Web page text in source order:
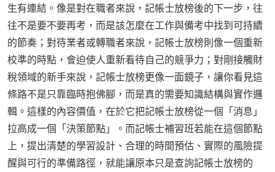
生有連結。像是對在職者來說，記帳士放榜後的下一步，往
往不是要不要再考，而是該怎麼在工作與備考中找到可持續
的節奏；對待業者或轉職者來說，記帳士放榜則像一個重新
校準的時點，會迫使人重新看待自己的競爭力；對剛接觸財
稅領域的新手來說，記帳士放榜更像一面鏡子，讓你看見這
條路不是只靠臨時抱佛腳，而是真的需要知識結構與實作邏
輯。這樣的內容價值，在於它把記帳士放榜從一個「消息」
拉高成一個「決策節點」。而記帳士補習班若能在這個節點
上，提出清楚的學習設計、合理的時間預估、實際的風險提
醒與可行的準備路徑，就能讓原本只是查詢記帳士放榜的